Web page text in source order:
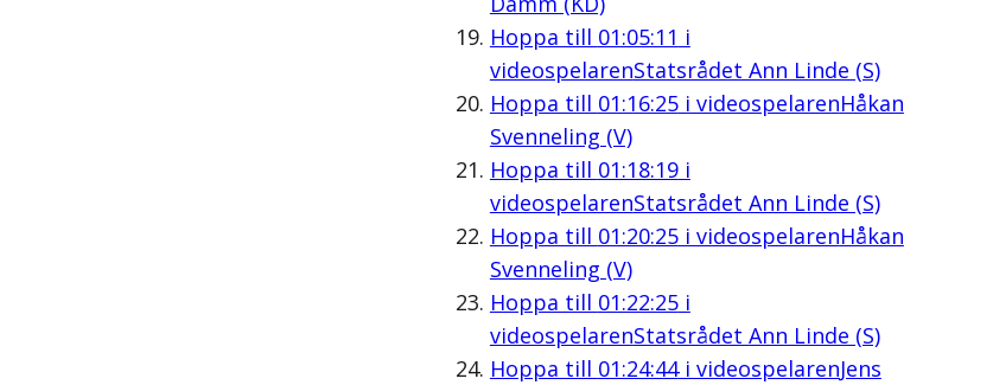
Hoppa till 01:05:11 i
videospelarenStatsrådet Ann Linde (S)
Hoppa till 01:16:25i videospelarenHåkan
Svenneling (V)
Hoppa till 01:18:19i
videospelarenStatsrådet Ann Linde (S)
Hoppa till 01:20:25i videospelarenHåkan
Svenneling (V)
Hoppa till 01:22:25i
videospelarenStatsrådet Ann Linde (S)
Hoppa till 01:24:44i videospelarenJens